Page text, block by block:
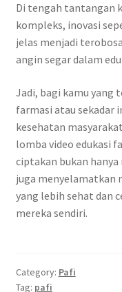
Di tengah tantangan
kompleks, inovasi
jelas menjadi
angin segar dalam
Jadi, bagi kamu yang
farmasi atau sekadar
kesehatan
lomba video edukasi
ciptakan bukan
juga menyelamatkan
yang lebih sehat dan
mereka sendiri.
Category: Pafi
Tag: pafi